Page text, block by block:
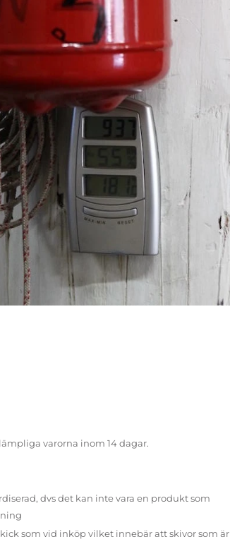
varorna inom 14 dagar.
dvs det kan inte vara en produkt som
som vid inköp vilket innebär att skivor som är